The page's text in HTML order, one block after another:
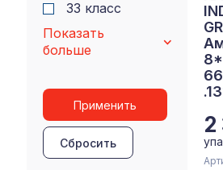
33 класс
Показать
больше
Применить
Сбросить
2